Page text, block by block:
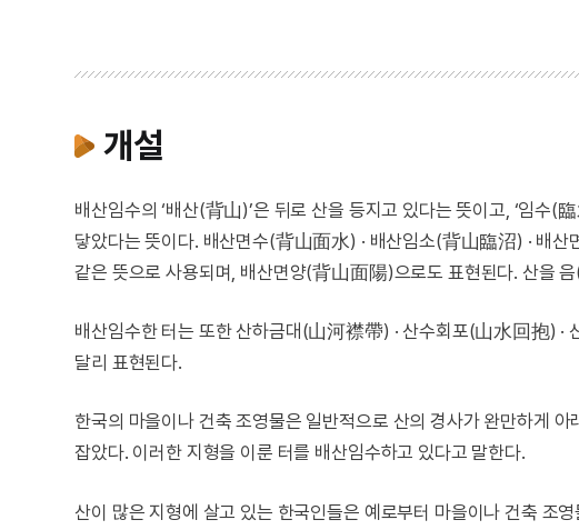
개설
배산임수의 ‘배산(背山)’은 뒤로 산을 등지고 있다는 뜻이고, ‘임수(
닿았다는 뜻이다. 배산면수(背山面水) · 배산임소(背山臨沼) · 배
같은 뜻으로 사용되며, 배산면양(背山面陽)으로도 표현된다. 산을
배산임수한 터는 또한 산하금대(山河襟帶) · 산수회포(山水回抱)
달리 표현된다.
한국의 마을이나 건축 조영물은 일반적으로 산의 경사가 완만하게
잡았다. 이러한 지형을 이룬 터를 배산임수하고 있다고 말한다.
산이 많은 지형에 살고 있는 한국인들은 예로부터 마을이나 건축 조